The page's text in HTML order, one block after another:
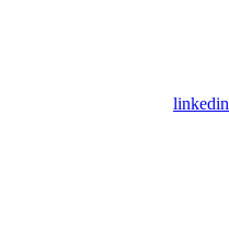
linkedin